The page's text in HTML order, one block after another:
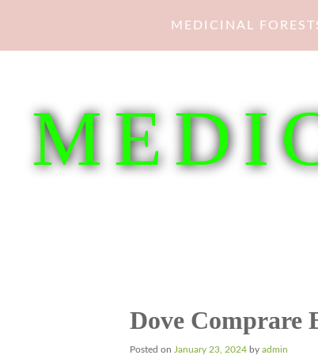
MEDICINAL
Dove Comprare
Posted on January 23, 2024 byadmin